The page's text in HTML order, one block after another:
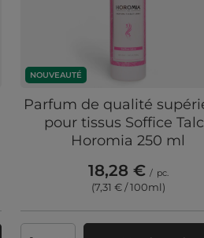
NOUVEAUTÉ
Parfum de qualité
pour tissus Soffice
Horomia 250 ml
18,28 € / pc.
(7,31 € / 100ml)